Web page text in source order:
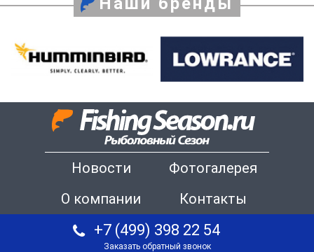
Новости
Фотогалерея
О компании
Контакты
+7 (499) 398 22 54
Заказать обратный звонок